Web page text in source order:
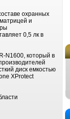
охранных
и
0,5 лк в
N1600, который в
диск емкостью
XProtect